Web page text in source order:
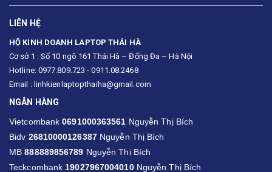
LIÊN HỆ
HỘ KINH DOANH LAPTOP THÁI HÀ
Cơ sở 1 : Số 10 ngõ 161 Thái Hà – Đống Đa – Hà Nội
Hotline: 0977.809.723 - 0911.08.2468
Email : linhkienlaptopthaiha@gmail.com
NGÂN HÀNG
Vietcombank0691000363561 Nguyễn Thị Bích
Bidv 26810000126387Nguyễn Thị Bích
MB888889856789 Nguyễn Thị Bích
Teckcombank 19027967004010Nguyễn Thị Bích